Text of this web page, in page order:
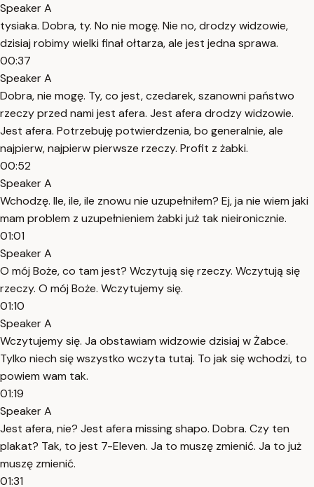
Speaker A
tysiaka. Dobra, ty. No nie mogę. Nie no, drodzy widzowie,
dzisiaj robimy wielki finał ołtarza, ale jest jedna sprawa.
00:37
Speaker A
Dobra, nie mogę. Ty, co jest, czedarek, szanowni państwo
rzeczy przed nami jest afera. Jest afera drodzy widzowie.
Jest afera. Potrzebuję potwierdzenia, bo generalnie, ale
najpierw, najpierw pierwsze rzeczy. Profit z żabki.
00:52
Speaker A
Wchodzę. Ile, ile, ile znowu nie uzupełniłem? Ej, ja nie wiem jaki
mam problem z uzupełnieniem żabki już tak nieironicznie.
01:01
Speaker A
O mój Boże, co tam jest? Wczytują się rzeczy. Wczytują się
rzeczy. O mój Boże. Wczytujemy się.
01:10
Speaker A
Wczytujemy się. Ja obstawiam widzowie dzisiaj w Żabce.
Tylko niech się wszystko wczyta tutaj. To jak się wchodzi, to
powiem wam tak.
01:19
Speaker A
Jest afera, nie? Jest afera missing shapo. Dobra. Czy ten
plakat? Tak, to jest 7-Eleven. Ja to muszę zmienić. Ja to już
muszę zmienić.
01:31